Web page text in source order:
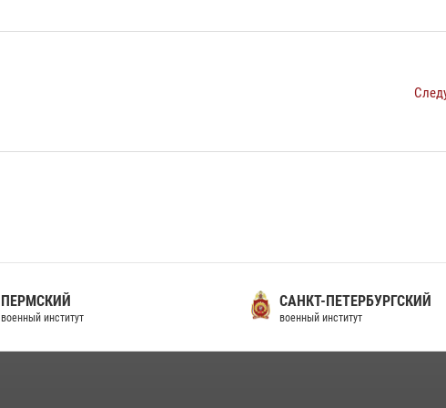
ПЕРМСКИЙ
военный институт
САНКТ-ПЕТЕРБУРГСКИЙ
военный институт